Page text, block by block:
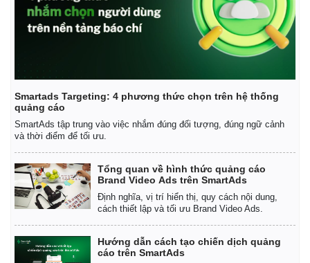
Kinh tế
Bất động sản
Khởi nghiệp
Giá vàng
Tỷ giá
Giá cà phê
Smartads Targeting: 4 phương thức chọn trên hệ thống
quảng cáo
SmartAds tập trung vào việc nhắm đúng đối tượng, đúng ngữ cảnh
và thời điểm để tối ưu.
Tổng quan về hình thức quảng cáo
Brand Video Ads trên SmartAds
Định nghĩa, vị trí hiển thị, quy cách nội dung,
cách thiết lập và tối ưu Brand Video Ads.
Hướng dẫn cách tạo chiến dịch quảng
cáo trên SmartAds